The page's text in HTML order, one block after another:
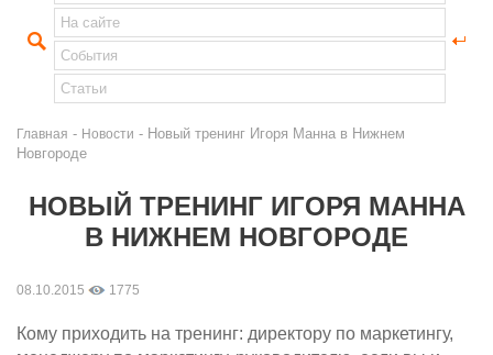
Главная - Новости - Новый тренинг Игоря Манна в Нижнем
Новгороде
НОВЫЙ ТРЕНИНГ ИГОРЯ МАННА
В НИЖНЕМ НОВГОРОДЕ
08.10.2015 1775
Кому приходить на тренинг: директору по маркетингу,